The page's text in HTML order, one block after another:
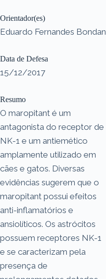
Orientador(es)
Eduardo Fernandes Bondan
Data de Defesa
15/12/2017
Resumo
O maropitant é um
antagonista do receptor de
NK-1 e um antiemético
amplamente utilizado em
cães e gatos. Diversas
evidências sugerem que o
maropitant possui efeitos
anti-inflamatórios e
ansiolíticos. Os astrócitos
possuem receptores NK-1
e se caracterizam pela
presença de